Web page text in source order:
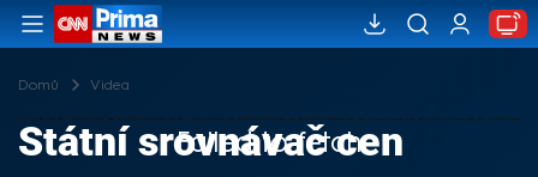
Domů Videa
Failed to fetch
Státní srovnávač cen